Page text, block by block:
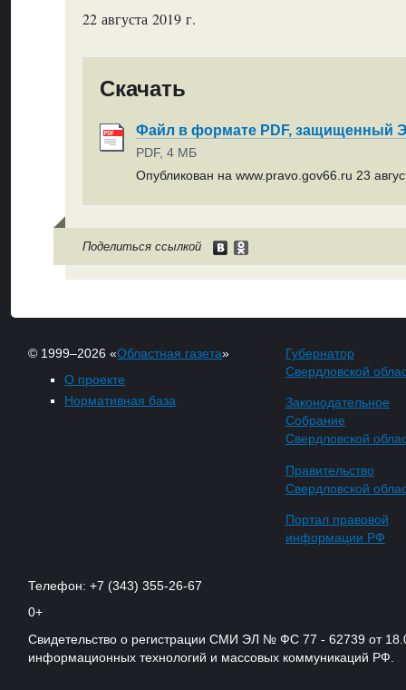
22 августа 2019 г.
Скачать
Файл в формате PDF, защищенный
PDF, 4 МБ
Опубликован на www.pravo.gov66.ru 23
Поделиться ссылкой
© 1999–2026 «Областная газета»
О проекте
Нормативная база
Губернатор
Свердловской
Законодательное
Собрание
Свердловской
Правительство
Свердловской
Портал правовой
информации РФ
Телефон: +7 (343) 355-26-67
0+
Свидетельство о регистрации СМИ ЭЛ № ФС 77 - 62739 от
информационных технологий и массовых коммуникаций РФ.